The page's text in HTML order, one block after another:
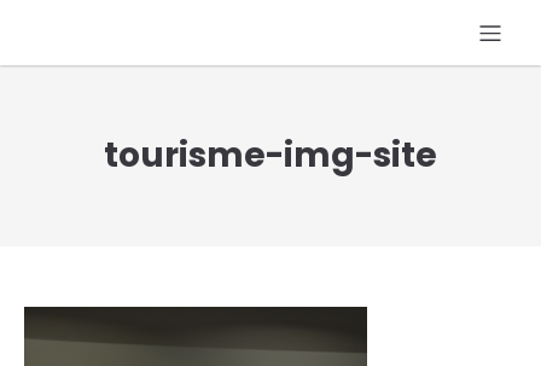
tourisme-img-site